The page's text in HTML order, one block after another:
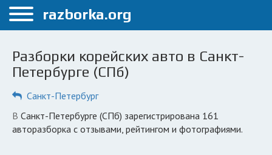
Меню
Санкт-Петербург
Каталог разборок
Автосервисы
Разборки корейских авто в Санкт-
Петербурге (СПб)
Санкт-Петербург
в Санкт-Петербурге (СПб) зарегистрирована 161
авторазборка с отзывами, рейтингом и фотографиями.
razborka.org